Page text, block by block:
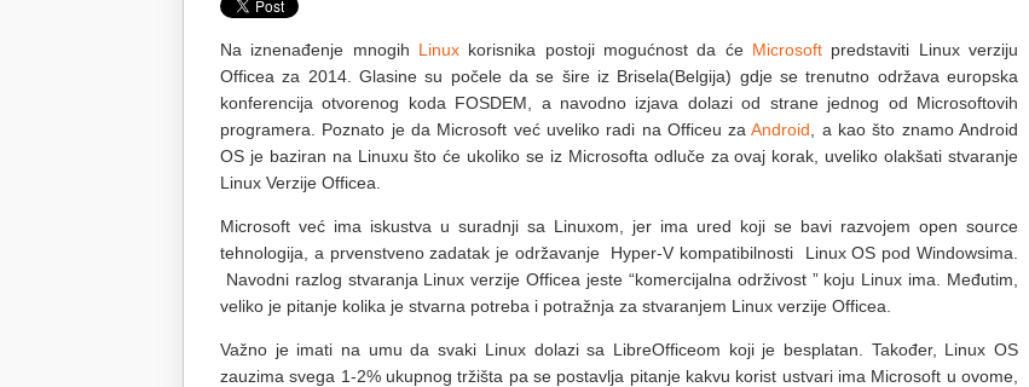
Na iznenađenje mnogih Linux korisnika postoji mogućnost da će Microsoft predstaviti Linux verziju
Officea za 2014. Glasine su počele da se šire iz Brisela(Belgija) gdje se trenutno održava europska
konferencija otvorenog koda FOSDEM, a navodno izjava dolazi od strane jednog od Microsoftovih
programera. Poznato je da Microsoft već uveliko radi na Officeu zaAndroid , a kao što znamo Android
OS je baziran na Linuxu što će ukoliko se iz Microsofta odluče za ovaj korak, uveliko olakšati stvaranje
Linux Verzije Officea.
Microsoft već ima iskustva u suradnji sa Linuxom, jer ima ured koji se bavi razvojem open source
tehnologija, a prvenstveno zadatak je održavanje Hyper-V kompatibilnosti Linux OS pod Windowsima.
Navodni razlog stvaranja Linux verzije Officea jeste “komercijalna održivost ” koju Linux ima. Međutim,
veliko je pitanje kolika je stvarna potreba i potražnja za stvaranjem Linux verzije Officea.
Važno je imati na umu da svaki Linux dolazi sa LibreOfficeom koji je besplatan. Također, Linux OS
zauzima svega 1-2% ukupnog tržišta pa se postavlja pitanje kakvu korist ustvari ima Microsoft u ovome,